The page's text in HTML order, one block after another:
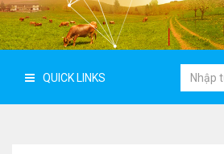
QUICK LINKS